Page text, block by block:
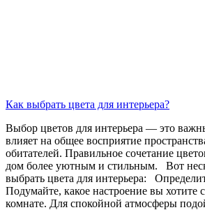
Как выбрать цвета для интерьера?
Выбор цветов для интерьера — это
влияет на общее восприятие
обитателей. Правильное сочетание
дом более уютным и стильным. Вот
выбрать цвета для интерьера:
Подумайте, какое настроение вы хотите
комнате. Для спокойной атмосферы